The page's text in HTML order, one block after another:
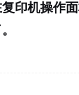
印机操作